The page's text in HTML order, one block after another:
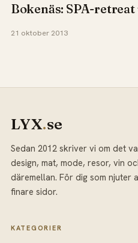
Bokenäs: SPA-
21 oktober 2013
LYX.se
Sedan 2012 skriver vi om det
design, mat, mode, resor, vin
däremellan. För dig som njuter
finare sidor.
KATEGORIER